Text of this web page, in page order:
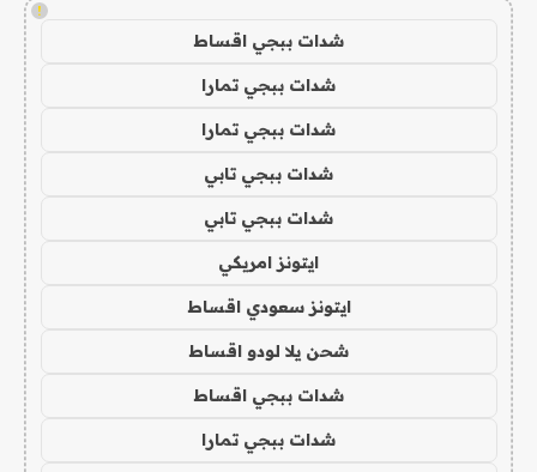
!
شدات ببجي اقساط
شدات ببجي تمارا
شدات ببجي تمارا
شدات ببجي تابي
شدات ببجي تابي
ايتونز امريكي
ايتونز سعودي اقساط
شحن يلا لودو اقساط
شدات ببجي اقساط
شدات ببجي تمارا